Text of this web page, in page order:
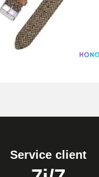
Service client